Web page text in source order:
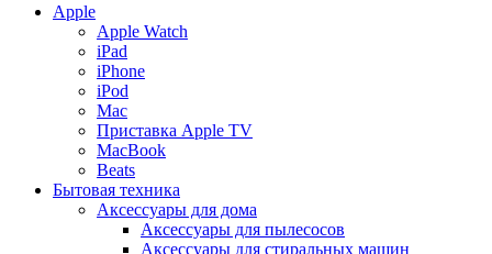
Apple
Apple Watch
iPad
iPhone
iPod
Mac
Приставка Apple TV
MacBook
Beats
Бытовая техника
Аксессуары для дома
Аксессуары для пылесосов
Аксессуары для стиральных машин